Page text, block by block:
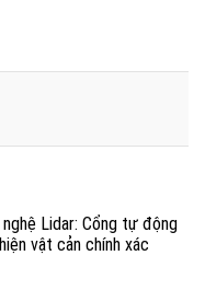
nghệ Lidar: Cổng tự động
vật cản chính xác